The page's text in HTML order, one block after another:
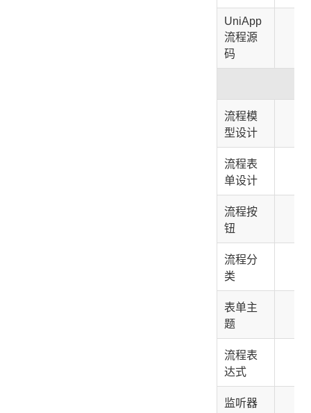
UniApp
流程源
码
流程模
型设计
流程表
单设计
流程按
钮
流程分
类
表单主
题
流程表
达式
监听器